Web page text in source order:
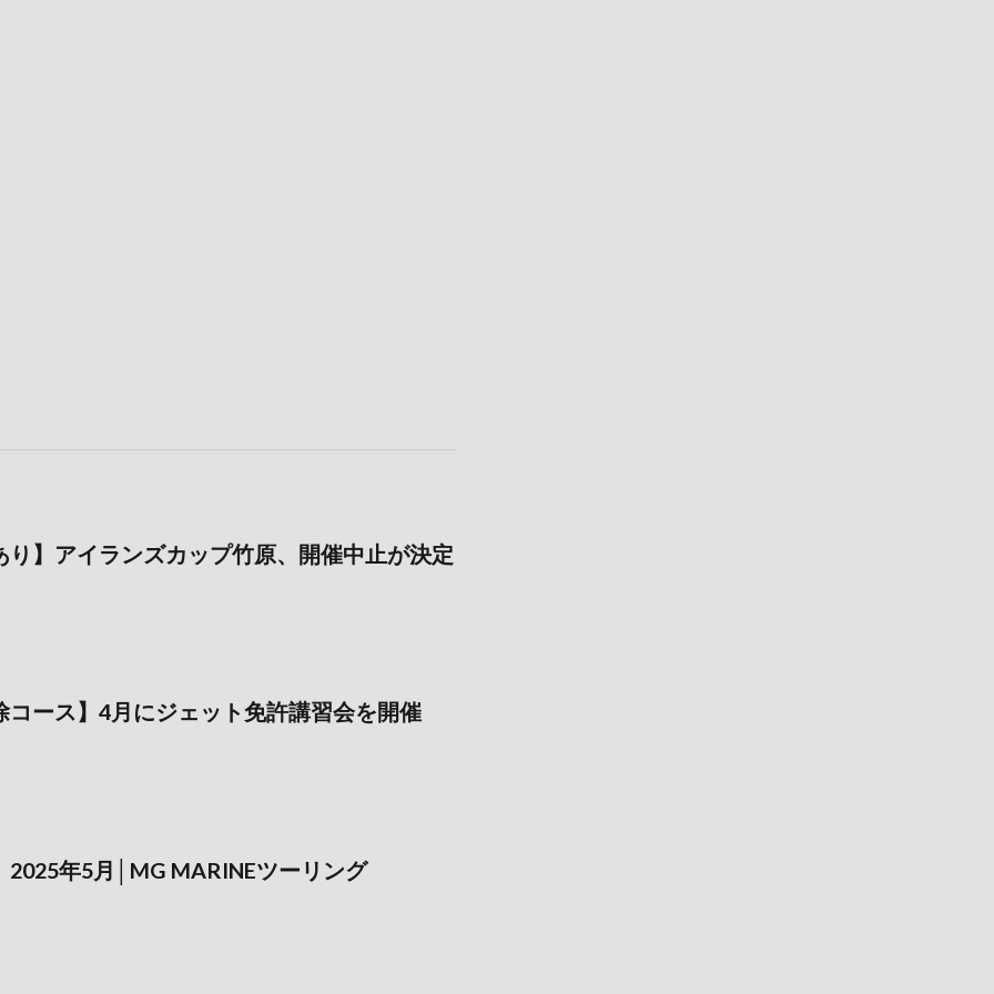
り】アイランズカップ竹原、開催中止が決定
コース】4月にジェット免許講習会を開催
2025年5月│MG MARINEツーリング